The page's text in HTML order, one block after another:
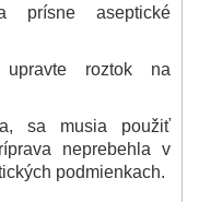
aseptické
upravte roztok na
sa musia použiť
neprebehla v
podmienkach.